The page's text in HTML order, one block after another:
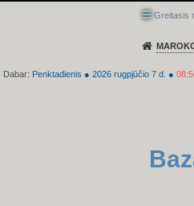
Greitasis
Dabar: Penktadienis ● 2026 rugpjūčio 7 d. ●